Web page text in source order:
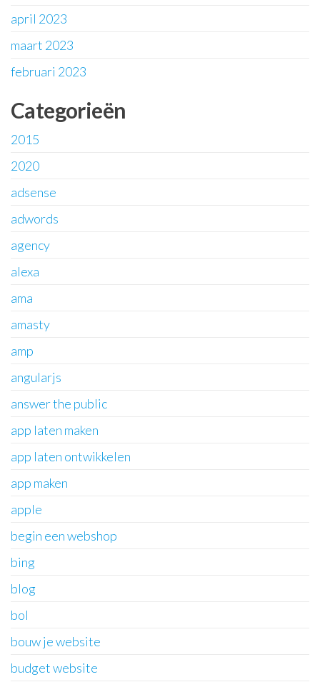
april 2023
maart 2023
februari 2023
Categorieën
2015
2020
adsense
adwords
agency
alexa
ama
amasty
amp
angularjs
answer the public
app laten maken
app laten ontwikkelen
app maken
apple
begin een webshop
bing
blog
bol
bouw je website
budget website